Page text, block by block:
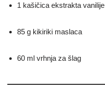
1 kašičica ekstrakta vanilije
85 g kikiriki maslaca
60 ml vrhnja za šlag